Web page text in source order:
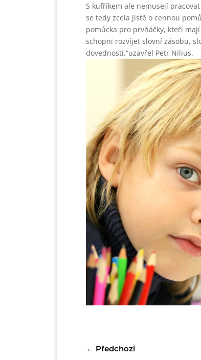
S kufříkem ale nemusejí
se tedy zcela jistě o cennou
pomůcka pro prvňáčky, kteří
schopni rozvíjet slovní zásobu,
dovednosti,“uzavřel Petr Nilius.
← Předchozí